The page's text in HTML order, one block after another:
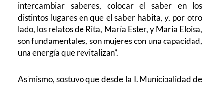
intercambiar saberes, colocar el saber en los
distintos lugares en que el saber habita, y, por otro
lado, los relatos de Rita, María Ester, y María Eloisa,
son fundamentales, son mujeres con una capacidad,
una energía que revitalizan”.
Asimismo, sostuvo que desde la I. Municipalidad de